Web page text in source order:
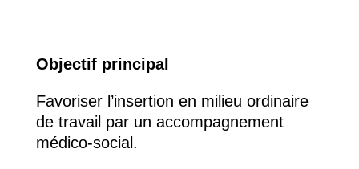
Objectif principal
Favoriser l’insertion en milieu ordinaire
de travail par un accompagnement
médico-social.